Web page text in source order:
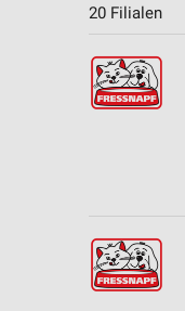
20 Filialen